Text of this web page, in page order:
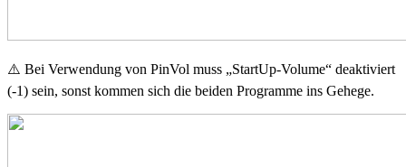
⚠️ Bei Verwendung von PinVol muss „StartUp-Volume“ deaktiviert
(-1) sein, sonst kommen sich die beiden Programme ins Gehege.